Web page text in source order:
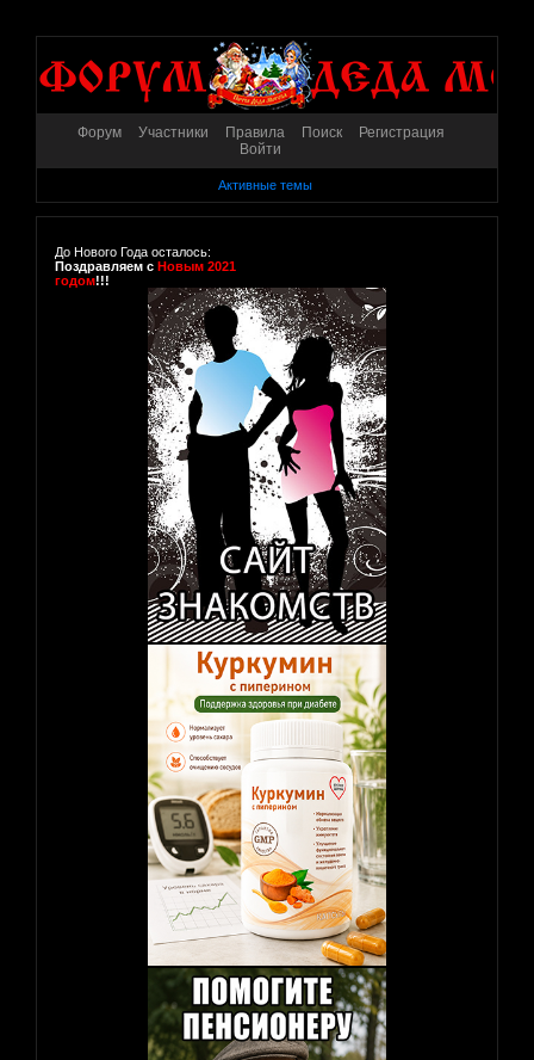
Форум Участники Правила Поиск
Регистрация
Войти
Активные темы
До Нового Года осталось:
Поздравляем с Новым 2021
годом!!!